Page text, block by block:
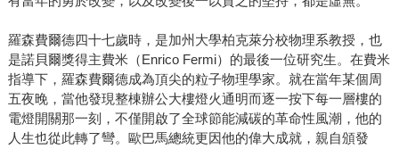
羅森費爾德四十七歲時，是加州大學柏克萊分校物理系教授，也
是諾貝爾獎得主費米（Enrico Fermi）的最後一位研究生。在費米
指導下，羅森費爾德成為頂尖的粒子物理學家。就在當年某個周
五夜晚，當他發現整棟辦公大樓燈火通明而逐一按下每一層樓的
電燈開關那一刻，不僅開啟了全球節能減碳的革命性風潮，他的
人生也從此轉了彎。歐巴馬總統更因他的偉大成就，親自頒發